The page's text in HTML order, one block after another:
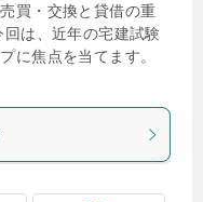
買・交換と貸借の重
は、近年の宅建試験
に焦点を当てます。